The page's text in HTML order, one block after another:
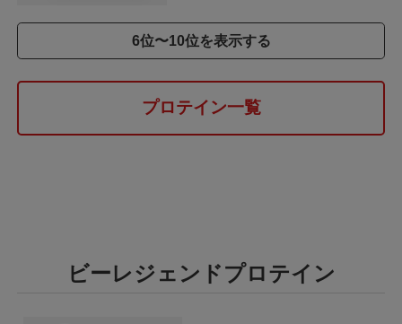
6位〜10位を表示する
プロテイン一覧
ビーレジェンドプロテイン